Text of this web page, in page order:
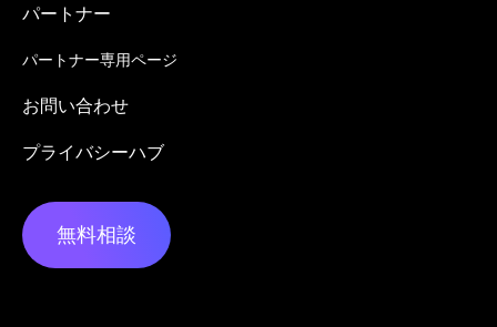
パートナー
パートナー専用ページ
お問い合わせ
プライバシーハブ
無料相談